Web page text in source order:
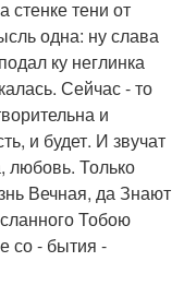
стенке тени от
одна: ну слава
ку неглинка
Сейчас - то
и
и будет. И звучат
любовь. Только
Вечная, да Знают
Тобою
со - бытия -